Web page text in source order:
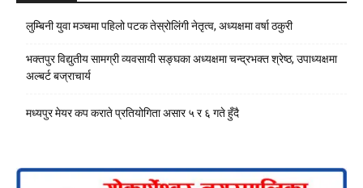
लुम्बिनी युवा मञ्चमा पहिलो पटक तेस्रोलिंगी नेतृत्व, अध्यक्षमा वर्षा ठकुरी
भक्तपुर विद्युतीय सामग्री व्यवसायी सङ्घका अध्यक्षमा चन्द्रभक्त श्रेष्ठ, उपाध्यक्षमा
अल्बर्ट बज्राचार्य
मध्यपुर मेयर कप कराते प्रतियोगिता असार ५ र ६ गते हुँदै